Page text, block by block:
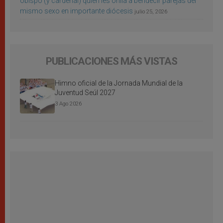
mismo sexo en importante diócesis julio 25, 2026
PUBLICACIONES MÁS VISTAS
Himno oficial de la Jornada Mundial de la
Juventud Seúl 2027
3 Ago 2026